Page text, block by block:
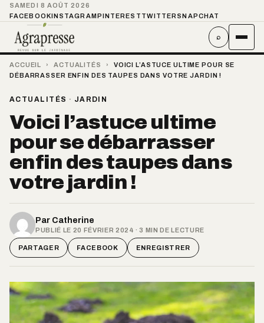
SAMEDI 8 AOÛT 2026
FACEBOOKINSTAGRAMPINTEREST TWITTER SNAPCHAT
⌕
ACCUEIL › ACTUALITÉS ›
VOICI L’ASTUCE ULTIME POUR SE
DÉBARRASSER ENFIN DES TAUPES DANS VOTRE JARDIN !
ACTUALITÉS · JARDIN
Voici l’astuce ultime
pour se débarrasser
enfin des taupes dans
votre jardin !
Par Catherine
PUBLIÉ LE 20 FÉVRIER 2024 · 3 MIN DE LECTURE
PARTAGER FACEBOOK ENREGISTRER